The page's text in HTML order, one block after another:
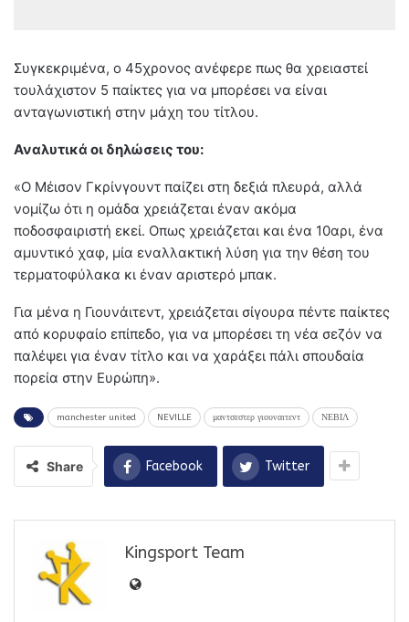
Συγκεκριμένα, ο 45χρονος ανέφερε πως θα χρειαστεί
τουλάχιστον 5 παίκτες για να μπορέσει να είναι
ανταγωνιστική στην μάχη του τίτλου.
Αναλυτικά οι δηλώσεις του:
«Ο Μέισον Γκρίνγουντ παίζει στη δεξιά πλευρά, αλλά
νομίζω ότι η ομάδα χρειάζεται έναν ακόμα
ποδοσφαιριστή εκεί. Οπως χρειάζεται και ένα 10αρι, ένα
αμυντικό χαφ, μία εναλλακτική λύση για την θέση του
τερματοφύλακα κι έναν αριστερό μπακ.
Για μένα η Γιουνάιτεντ, χρειάζεται σίγουρα πέντε παίκτες
από κορυφαίο επίπεδο, για να μπορέσει τη νέα σεζόν να
παλέψει για έναν τίτλο και να χαράξει πάλι σπουδαία
πορεία στην Ευρώπη».
manchester united NEVILLE μαντσεστερ γιουναιτεντ ΝΕΒΙΛ
Share Facebook Twitter
Kingsport Team